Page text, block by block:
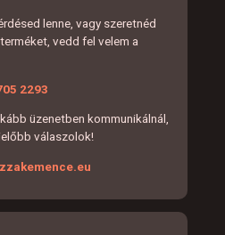
lenne, vagy szeretnéd
vedd fel velem a
2293
üzenetben kommunikálnál,
válaszolok!